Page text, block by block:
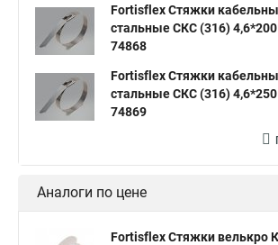
Стяжки толстые Стяжка монтажная с
Стяжка крепления
Стяжка в 10 это Стяжка хомутов шруса
Стяжка на 400 мм
Что такое стяжки безгалогенные Стяжка
Fortisflex Стяжки
стальные СКС (316) 4,6*200
74868
Fortisflex Стяжки
стальные СКС (316) 4,6*250
74869
Аналоги по цене
Fortisflex Стяжки велькро